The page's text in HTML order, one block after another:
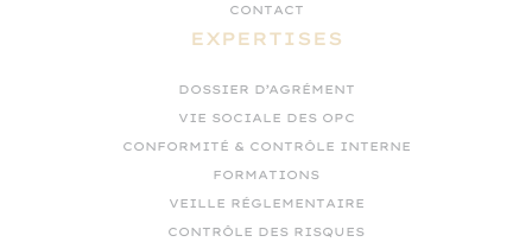
CONTACT
EXPERTISES
DOSSIER D’AGRÉMENT
VIE SOCIALE DES OPC
CONFORMITÉ & CONTRÔLE INTERNE
FORMATIONS
VEILLE RÉGLEMENTAIRE
CONTRÔLE DES RISQUES